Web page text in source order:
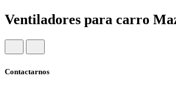
Ventiladores para carro
Contactarnos